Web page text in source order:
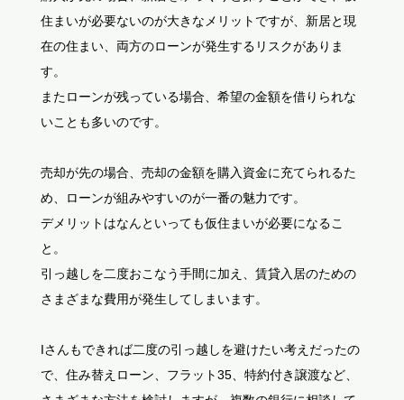
住まいが必要ないのが大きなメリットですが、新居と現
在の住まい、両方のローンが発生するリスクがありま
す。
またローンが残っている場合、希望の金額を借りられな
いことも多いのです。
売却が先の場合、売却の金額を購入資金に充てられるた
め、ローンが組みやすいのが一番の魅力です。
デメリットはなんといっても仮住まいが必要になるこ
と。
引っ越しを二度おこなう手間に加え、賃貸入居のための
さまざまな費用が発生してしまいます。
Iさんもできれば二度の引っ越しを避けたい考えだったの
で、住み替えローン、フラット35、特約付き譲渡など、